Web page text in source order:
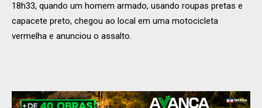
18h33, quando um homem armado, usando roupas pretas e
capacete preto, chegou ao local em uma motocicleta
vermelha e anunciou o assalto.